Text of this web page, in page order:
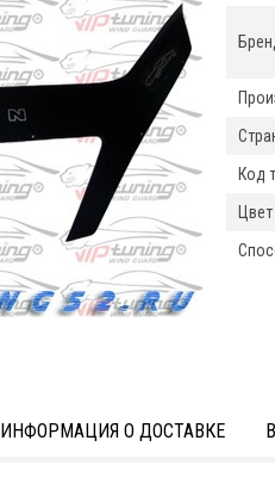
Код
Цвет
ИНФОРМАЦИЯ О ДОСТАВКЕ